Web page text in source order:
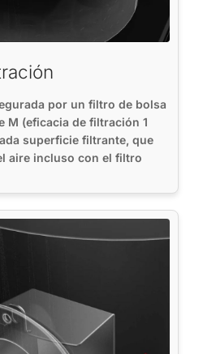
por un filtro de bolsa
M (eficacia de filtración 1
superficie filtrante, que
aire incluso con el filtro